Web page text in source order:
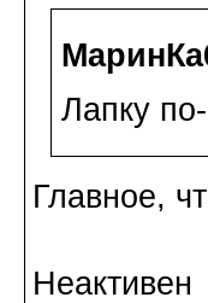
Лапку
Главное,
Неактивен